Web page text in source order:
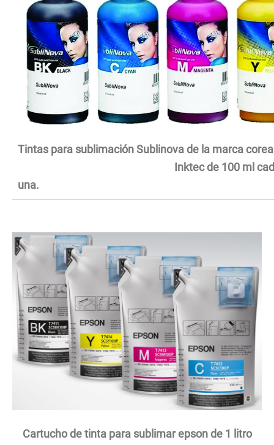
Tintas para sublimación Sublinova de la marca
Inktec de 100 ml
una.
Cartucho de tinta para sublimar epson de 1 litro